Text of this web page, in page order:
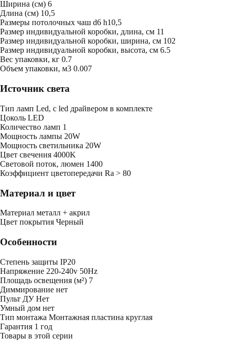
Ширина (см) 6
Длина (см) 10,5
Размеры потолочных чаш d6 h10,5
Размер индивидуальной коробки, длина, см 11
Размер индивидуальной коробки, ширина, см 102
Размер индивидуальной коробки, высота, см 6.5
Bес упаковки, кг 0.7
Oбъем упаковки, м3 0.007
Источник света
Тип ламп Led, с led драйвером в комплекте
Цоколь LED
Количество ламп 1
Мощность лампы 20W
Мощность светильника 20W
Цвет свечения 4000K
Световой поток, люмен 1400
Коэффициент цветопередачи Ra > 80
Материал и цвет
Mатериал металл + акрил
Цвет покрытия Черный
Особенности
Степень защиты IP20
Напряжение 220-240v 50Hz
Площадь освещения (м²) 7
Диммирование нет
Пульт ДУНет
Умный дом нет
Тип монтажа Монтажная пластина круглая
Гарантия 1 год
Товары в этой серии